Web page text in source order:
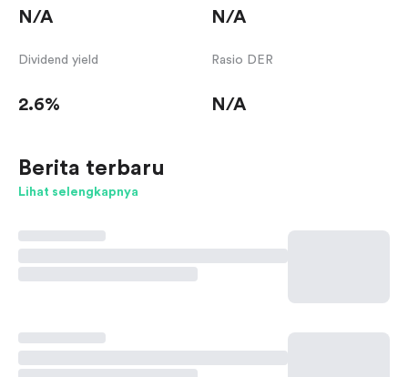
N/A N/A
Dividend yield
2.6%
Rasio DER
N/A
Berita terbaru
Lihat selengkapnya